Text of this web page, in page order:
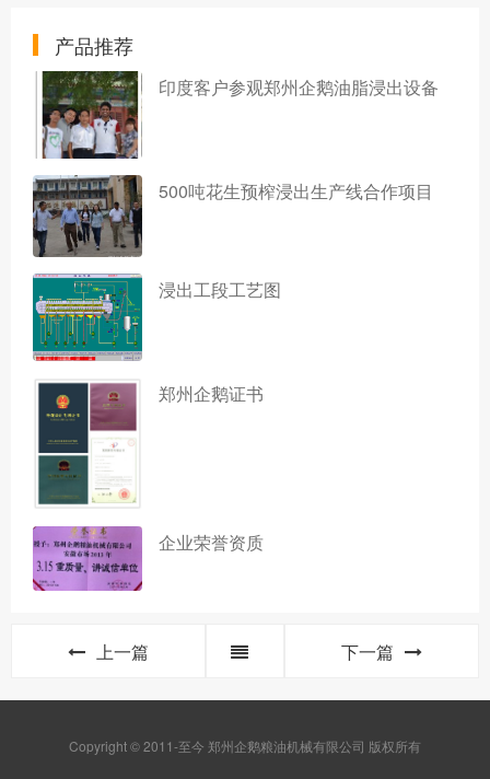
产品推荐
印度客户参观郑州企鹅油脂浸出设备
500吨花生预榨浸出生产线合作项目
浸出工段工艺图
郑州企鹅证书
企业荣誉资质
上一篇 下一篇
Copyright © 2011-至今 郑州企鹅粮油机械有限公司 版权所有